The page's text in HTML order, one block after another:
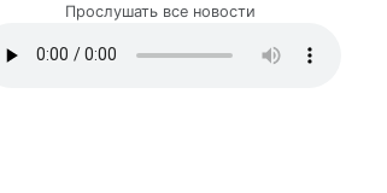
Прослушать все новости